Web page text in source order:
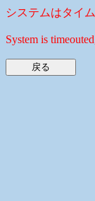
システムはタイ
System is